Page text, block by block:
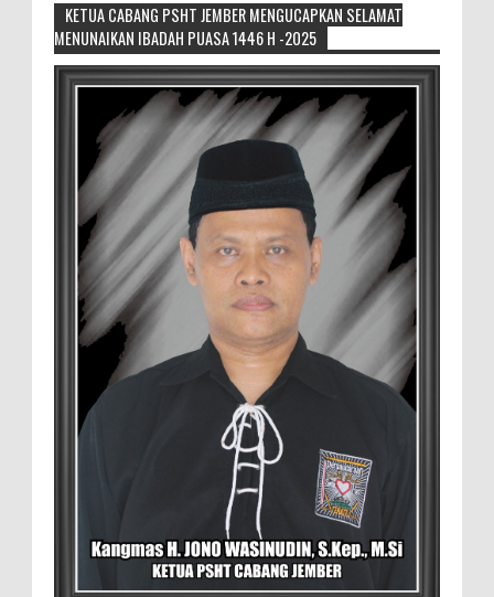
Generasi Kedua Pertahankan Grup
Keroncong Agar Tetap Eksis
Grup Keroncong Setia Kawan dari Jember,
ikut memeriahkan panggung JFC
Exhibition di Alun-Alun Jember beberapa waktu lalu.
MEMOPOS.co.id, Jem...
Duta GenRe Blora 2026 Siap Untuk
Menjadi Agen Perubahan
BLORA — Rizky Akbar Putra Basyari dari
PIK-R Gemilang SMA Negeri 1 Blora dan
Salsabila Hidayatul Kamilah dari PIK-R Tunas Cahaya
Kecamatan B...
Menko Zulhas Wajibkan Program Makan
Bergizi Gratis Menyerap Bahan Pangan
BLORA - Menteri Koordinator Bidang
Pangan RI Zulkifli Hasan menegaskan bahwa Satuan
Pelayanan Pemenuhan Gizi (SPPG) pelaksana Program
KETUA CABANG PSHT JEMBER MENGUCAPKAN SELAMAT
MENUNAIKAN IBADAH PUASA 1446 H -2025